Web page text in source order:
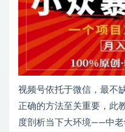
视频号依托于微信，最不
正确的方法至关重要，此
度剖析当下大环境——中